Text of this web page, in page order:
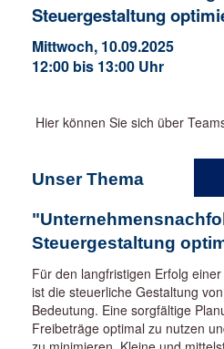
Steuergestaltung
Mittwoch, 10.09.2025
12:00 bis 13:00 Uhr
Hier können Sie sich über
Unser Thema
"
Steuergestaltung
Für den langfristigen Erfolg
ist die steuerliche Gestaltung
Bedeutung. Eine sorgfältige
Freibeträge optimal zu nutzen